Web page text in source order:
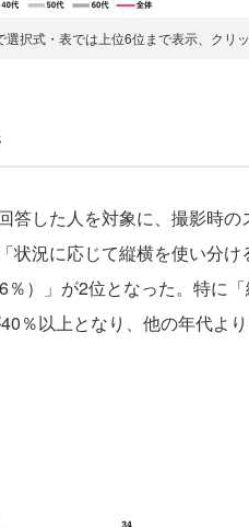
択式・表では上位6位まで表示、クリッ
した人を対象に、撮影時の
状況に応じて縦横を使い分け
）」が2位となった。特に
％以上となり、他の年代よ